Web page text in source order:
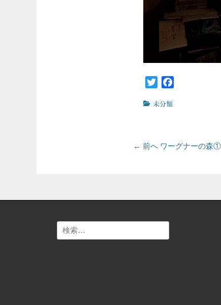
Twitter
カ
ー
未分類
投
ビ
← 前へ 前
ワーグナーの森①
検
索: